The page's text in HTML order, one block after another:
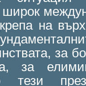
на
за
за
тези